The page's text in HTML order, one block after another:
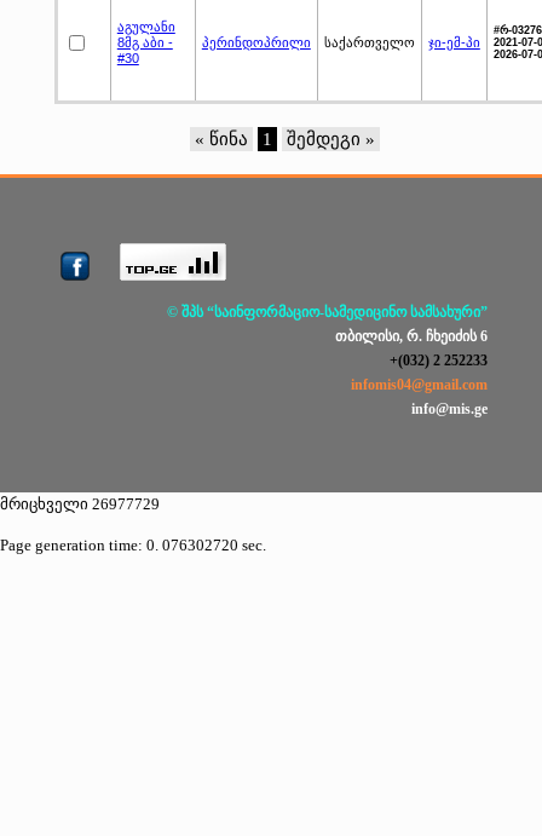
აგულანი
8მგ აბი -
#30
პერინდოპრილი საქართველო ჯი-ემ-პი
#რ-
2021-07-
2026-07-
« წინა 1 შემდეგი »
© შპს “საინფორმაციო-სამედიცინო სამსახური”
თბილისი, რ. ჩხეიძის 6
+(032) 2 252233
infomis04@gmail.com
info@mis.ge
მრიცხველი 26977729
Page generation time: 0. 076302720 sec.